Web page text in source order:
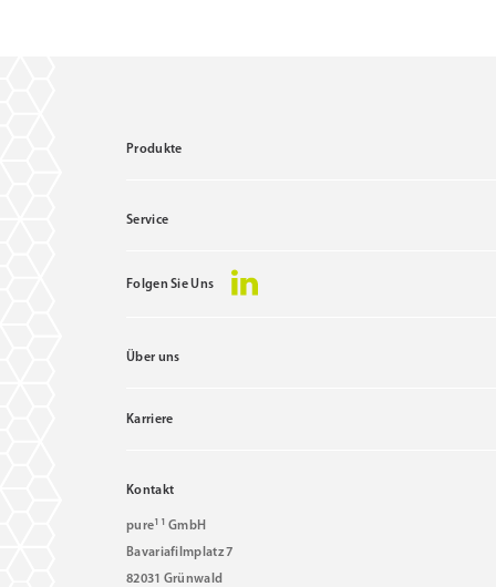
Produkte
Service
Folgen Sie Uns
Über uns
Karriere
Kontakt
pure11 GmbH
Bavariafilmplatz 7
82031 Grünwald